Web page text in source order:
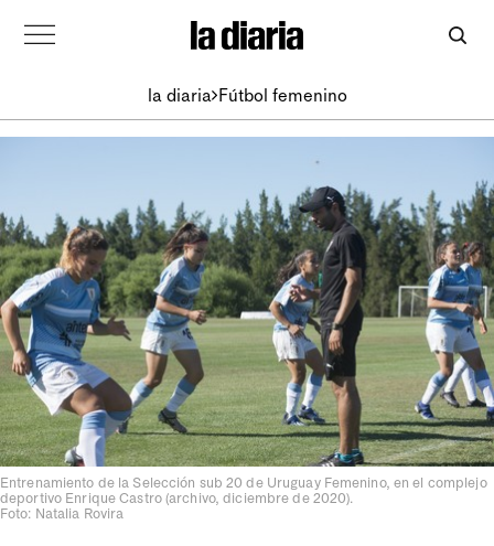
la diaria Fútbol femenino
Entrenamiento de la Selección sub 20 de Uruguay Femenino, en el complejo
deportivo Enrique Castro (archivo, diciembre de 2020).
Foto: Natalia Rovira